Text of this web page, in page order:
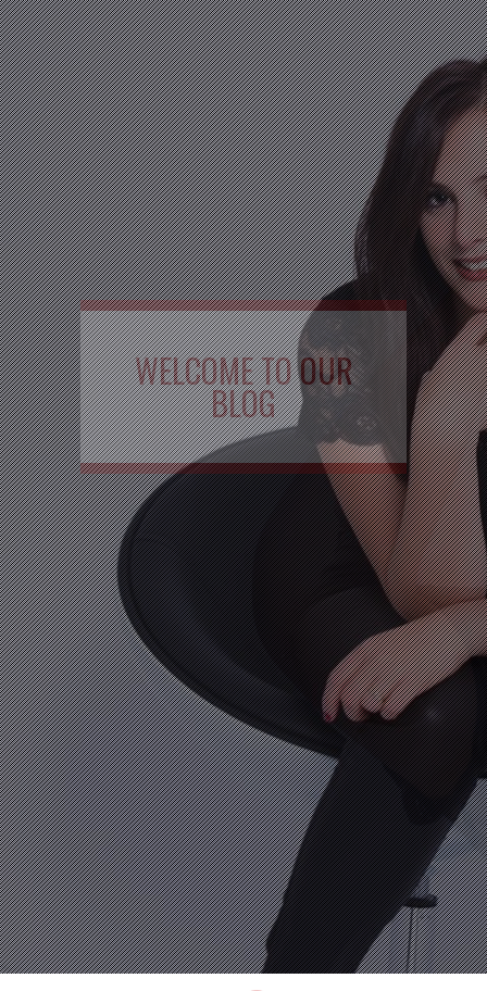
WELCOME TO OUR
BLOG